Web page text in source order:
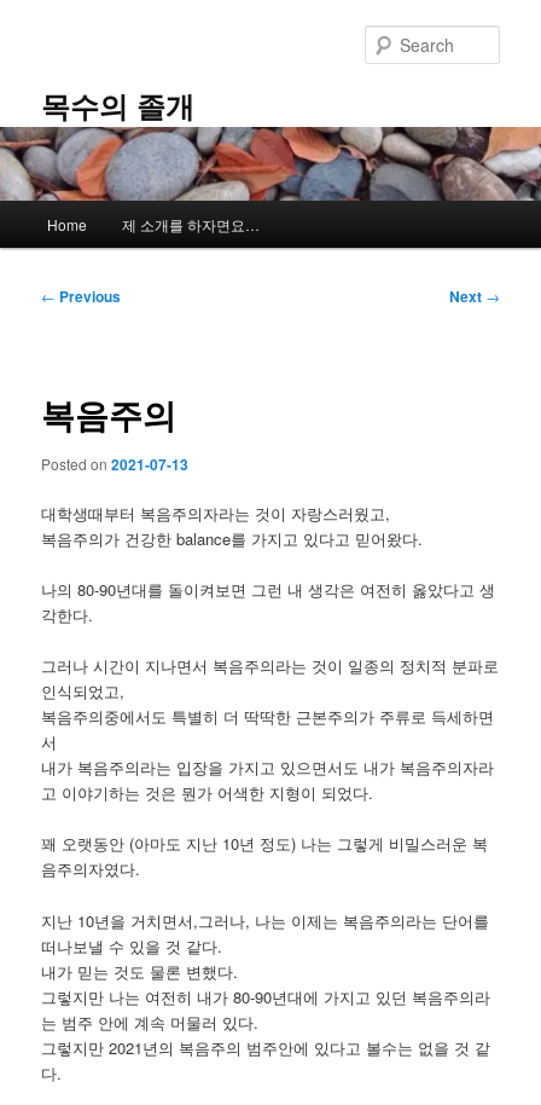
content목수의 졸개
Home 제 소개를 하자면요…
Post
← Previous Next →
복음주의
Posted on2021-07-13
대학생때부터 복음주의자라는 것이 자랑스러웠고,
복음주의가 건강한 balance를 가지고 있다고 믿어왔다.
나의 80-90년대를 돌이켜보면 그런 내 생각은 여전히 옳았다고 생
각한다.
그러나 시간이 지나면서 복음주의라는 것이 일종의 정치적 분파로
인식되었고,
복음주의중에서도 특별히 더 딱딱한 근본주의가 주류로 득세하면
서
내가 복음주의라는 입장을 가지고 있으면서도 내가 복음주의자라
고 이야기하는 것은 뭔가 어색한 지형이 되었다.
꽤 오랫동안 (아마도 지난 10년 정도) 나는 그렇게 비밀스러운 복
음주의자였다.
지난 10년을 거치면서,그러나, 나는 이제는 복음주의라는 단어를
떠나보낼 수 있을 것 같다.
내가 믿는 것도 물론 변했다.
그렇지만 나는 여전히 내가 80-90년대에 가지고 있던 복음주의라
는 범주 안에 계속 머물러 있다.
그렇지만 2021년의 복음주의 범주안에 있다고 볼수는 없을 것 같
다.